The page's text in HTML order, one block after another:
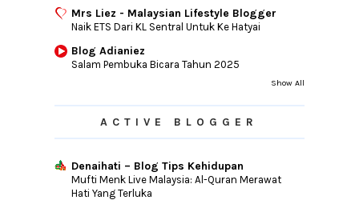
Mrs Liez - Malaysian Lifestyle Blogger
Naik ETS Dari KL Sentral Untuk Ke Hatyai
Blog Adianiez
Salam Pembuka Bicara Tahun 2025
Show All
ACTIVE BLOGGER
Denaihati – Blog Tips Kehidupan
Mufti Menk Live Malaysia: Al-Quran Merawat
Hati Yang Terluka